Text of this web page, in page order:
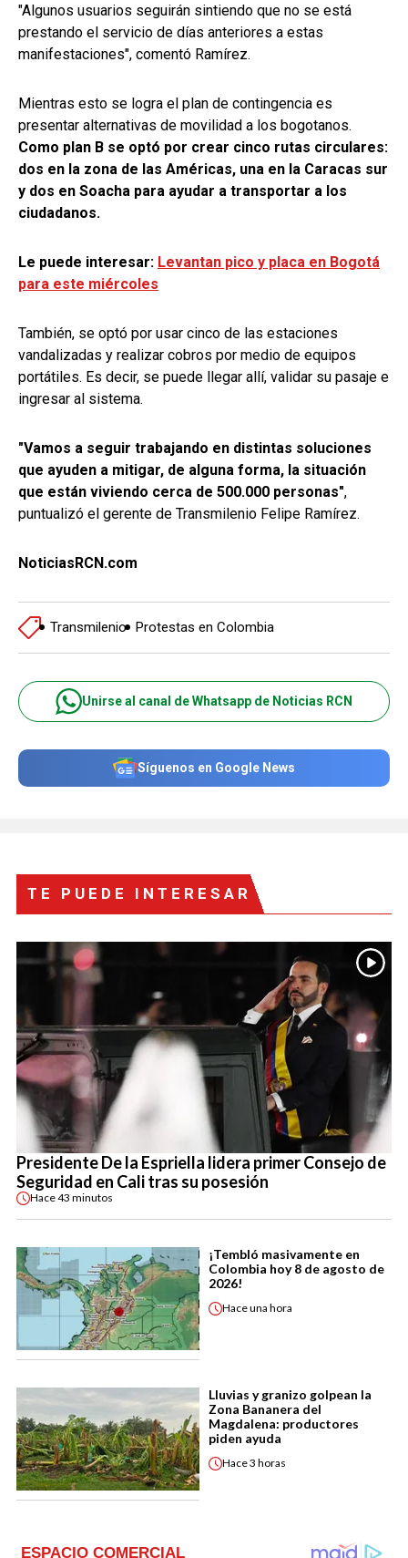
"Algunos usuarios seguirán sintiendo que no se está
prestando el servicio de días anteriores a estas
manifestaciones", comentó Ramírez.
Mientras esto se logra el plan de contingencia es
presentar alternativas de movilidad a los bogotanos.
Como plan B se optó por crear cinco rutas circulares:
dos en la zona de las Américas, una en la Caracas sur
y dos en Soacha para ayudar a transportar a los
ciudadanos.
Le puede interesar: Levantan pico y placa en Bogotá
para este miércoles
También, se optó por usar cinco de las estaciones
vandalizadas y realizar cobros por medio de equipos
portátiles. Es decir, se puede llegar allí, validar su pasaje e
ingresar al sistema.
"Vamos a seguir trabajando en distintas soluciones
que ayuden a mitigar, de alguna forma, la situación
que están viviendo cerca de 500.000 personas",
puntualizó el gerente de Transmilenio Felipe Ramírez.
NoticiasRCN.com
Transmilenio Protestas en Colombia
Unirse al canal de Whatsapp de Noticias RCN
Síguenos en Google News
TE PUEDE INTERESAR
Presidente De la Espriella lidera primer Consejo de
Seguridad en Cali tras su posesión
Hace43 minutos
¡Tembló masivamente en
Colombia hoy 8 de agosto de
2026!
Haceuna hora
Lluvias y granizo golpean la
Zona Bananera del
Magdalena: productores
piden ayuda
Hace3 horas